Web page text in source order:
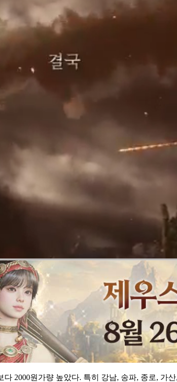
2000원가량 높았다. 특히 강남, 송파, 종로, 가